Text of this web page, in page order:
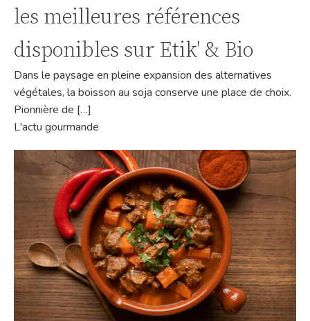
les meilleures références
disponibles sur Etik' & Bio
Dans le paysage en pleine expansion des alternatives
végétales, la boisson au soja conserve une place de choix.
Pionnière de […]
L'actu gourmande